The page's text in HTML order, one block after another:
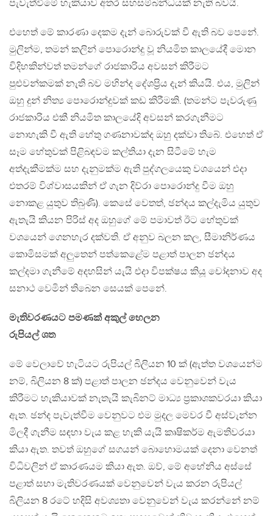
පැවැත්වීමේ හැකියාව අතර සහසම්බන්ධයක් නැති බවයි.
එහෙත් මේ කාරණා දෙකම දැන් බොරුවක් වී ඇති බව පෙනේ.
මුලින්ම, තමන් කලින් පොරොන්දු වූ නියමිත කාලයේදී මොන
විදිහකින්වත් තමන්ගේ රාජකාරිය අවසන් කිරීමට
පුළුවන්කමක් නැති බව මහින්ද දේශප්‍රිය දැන් කියයි. එය, මුලින්
ඔහු දුන් නිත්‍ය පොරොන්දුවක් කඩ කිරීමකි. (තමන්ට පැවරුණු
රාජකාරිය එකී නියමිත කාලයේදි අවසන් කරගැනීමට
නොහැකි වී ඇති හේතු ගණනාවක්ද ඔහු දක්වා තිබේ. එහෙත් ඒ
සෑම හේතුවක් පිළිබඳවම කල්තියා දැන සිටීමේ හැම
අත්දැකීමක්ම සහ දැනුමක්ම ඇති පුද්ගලයෙකු වශයෙන් එදා
එතරම් විශ්වාසයකින් ඒ ගැන දිව්රා පොරොන්දු වීම ඔහු
නොකළ යුතුව තිබුණි). කෙසේ වෙතත්, ඡන්දය කල්දැමිය යුතුව
ඇතැයි කියන පිරිස් අද ඔහුගේ මේ පමාවත් ඊට හේතුවක්
වශයෙන් ගෙනහැර දක්වති. ඒ අනුව බලන කල, සීමානිර්ණය
කොමිසමක් අලුතෙන් පත්කෙළේම පළාත් පාලන ඡන්දය
කල්දමා ගැනීමේ අදහසින් යැයි එදා විපක්ෂය කියූ චෝදනාව අද
සනාථ වෙමින් තිබෙන සෙයක් පෙනේ.
මැතිවරණයට පමණක් අකුල් හෙලන
රුපියල් ශත
මේ වෙලාවේ හැටියට රුපියල් බිලියන 10 ක් (ඇත්ත වශයෙන්ම
නම්, බිලියන 8 ක්) පළාත් පාලන ඡන්දය වෙනුවෙන් වැය
කිරීමට හැකියාවක් නැතැයි කැබිනට් මාධ්‍ය ප්‍රකාශකවරයා කියා
ඇත. ඡන්ද පැවැත්වීම වෙනුවට එම මුදල මෙවර වී අස්වැන්න
මිලදී ගැනීම සඳහා වැය කළ හැකි යැයි කෘෂිකර්ම ඇමතිවරයා
කියා ඇත. තවත් ඔහුගේ සගයන් බොහොමයක් දෙනා වෙනත්
විධිවලින් ඒ කාරණයම කියා ඇත. ඔව්, මේ අහේනිය අස්සේ
පළාත් සභා මැතිවරණයක් වෙනුවෙන් වැය කරන රුපියල්
බිලියන 8 රටේ හදිසි අවශ්‍යතා වෙනුවෙන් වැය කරන්නේ නම්